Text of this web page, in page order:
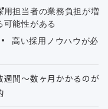
用担当者の業務負担が増
可能性がある
高い採用ノウハウが必要
週間〜数ヶ月かかるのが